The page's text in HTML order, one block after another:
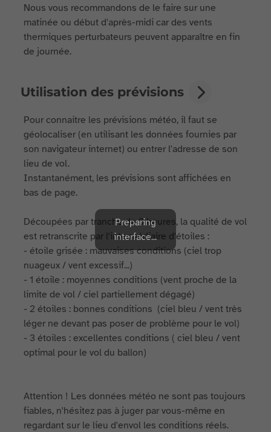
Nous vous recommandons de le faire sur une
matinée ou début d'après-midi car des vents
thermiques perturbateurs peuvent apparaître en fin
de journée.
Utilisation des prévisions
Pour connaitre les prévisions météo, il faut se
géolocaliser (en utilisant les données fournies par
son navigateur internet) ou entrer l'adresse de son
lieu de vol.
Instantanément, les prévisions sont affichées en
bas de page.
Découpées par tranche de 3 heures, la qualité de vol
est retranscrite par l'intermédiaire d'étoiles :
- étoile grisée : mauvaises conditions (ciel trop
nuageux / vent excessif...)
- 1 étoile : moyennes conditions (vent proche de la
limite de vol / ciel partiellement dégagé)
- 2 étoiles : bonnes conditions (ciel bleu / vent très
léger ne devant pas poser de problème pour le vol)
- 3 étoiles : excellentes conditions ( ciel bleu / vent
optimal pour le vol du ballon)
Attention ! Les données météo ne sont pas toujours
fiables, n'hésitez pas à juger par vous-même en
regardant sur le lieu d'envol les conditions réels.
Preparing
interface...